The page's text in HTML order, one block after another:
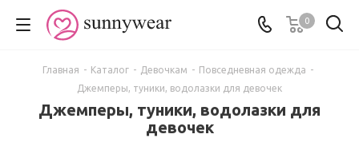
0
Главная - Каталог - Девочкам - Повседневная одежда -
Джемперы, туники, водолазки для девочек
Джемперы, туники, водолазки для
девочек